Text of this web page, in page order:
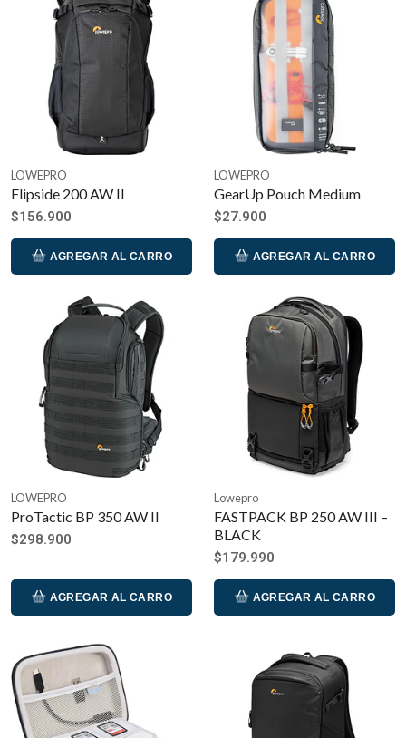
LOWEPRO
Flipside 200 AW II
$156.900
AGREGAR AL CARRO
LOWEPRO
GearUp Pouch Medium
$27.900
AGREGAR AL CARRO
LOWEPRO
ProTactic BP 350 AW II
$298.900
AGREGAR AL CARRO
Lowepro
FASTPACK BP 250 AW III –
BLACK
$179.990
AGREGAR AL CARRO